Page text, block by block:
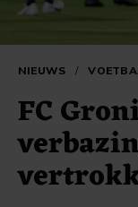
NIEUWS /
FC